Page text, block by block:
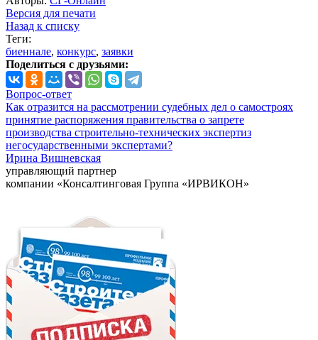
Версия для печати
Назад к списку
Теги:
биеннале, конкурс, заявки
Поделиться с друзьями:
Вопрос-ответ
Как отразится на рассмотрении судебных дел о самостроях
принятие распоряжения правительства о запрете
производства строительно-технических экспертиз
негосударственными экспертами?
Ирина Вишневская
управляющий партнер
компании «Консалтинговая Группа «ИРВИКОН»